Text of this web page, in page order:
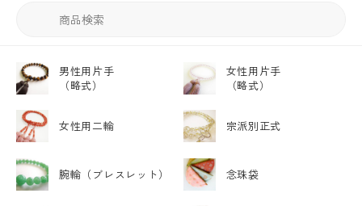
男性用片手
（略式）
女性用片手
（略式）
女性用二輪 宗派別正式
腕輪 （ブレスレット） 念珠袋